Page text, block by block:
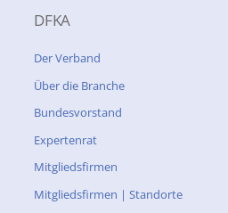
DFKA
Der Verband
Über die Branche
Bundesvorstand
Expertenrat
Mitgliedsfirmen
Mitgliedsfirmen | Standorte